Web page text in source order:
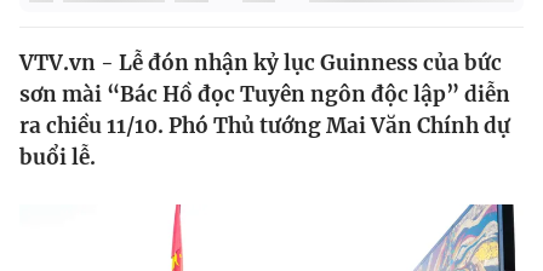
Tin tức
Thế giới đó đây
Câu chuyện quốc tế
Kinh tế
Tài chính
Góc doanh nghiệp
Dữ liệu và đời sống
VTV.vn - Lễ đón nhận kỷ lục Guinness của bức
sơn mài “Bác Hồ đọc Tuyên ngôn độc lập” diễn
ra chiều 11/10. Phó Thủ tướng Mai Văn Chính dự
buổi lễ.